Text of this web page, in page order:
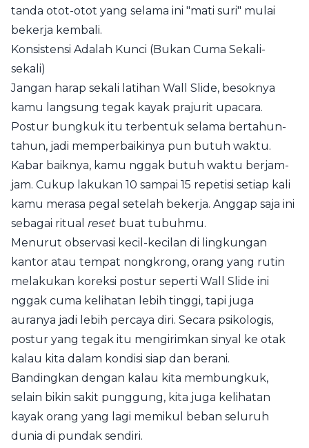
tanda otot-otot yang selama ini "mati suri" mulai
bekerja kembali.
Konsistensi Adalah Kunci (Bukan Cuma Sekali-
sekali)
Jangan harap sekali latihan Wall Slide, besoknya
kamu langsung tegak kayak prajurit upacara.
Postur bungkuk itu terbentuk selama bertahun-
tahun, jadi memperbaikinya pun butuh waktu.
Kabar baiknya, kamu nggak butuh waktu berjam-
jam. Cukup lakukan 10 sampai 15 repetisi setiap kali
kamu merasa pegal setelah bekerja. Anggap saja ini
sebagai ritual reset buat tubuhmu.
Menurut observasi kecil-kecilan di lingkungan
kantor atau tempat nongkrong, orang yang rutin
melakukan koreksi postur seperti Wall Slide ini
nggak cuma kelihatan lebih tinggi, tapi juga
auranya jadi lebih percaya diri. Secara psikologis,
postur yang tegak itu mengirimkan sinyal ke otak
kalau kita dalam kondisi siap dan berani.
Bandingkan dengan kalau kita membungkuk,
selain bikin sakit punggung, kita juga kelihatan
kayak orang yang lagi memikul beban seluruh
dunia di pundak sendiri.